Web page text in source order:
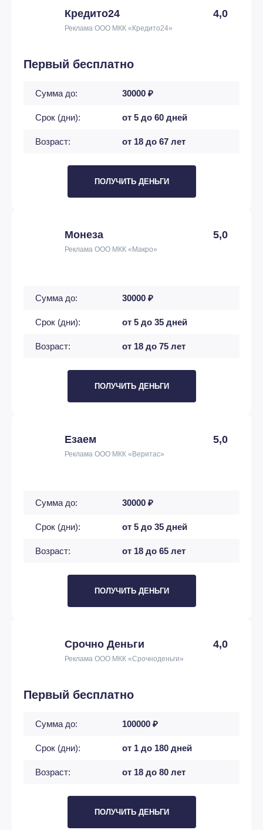
Кредито24 4,0
Реклама ООО МКК «Кредито24»
Первый бесплатно
Сумма до: 30000 ₽
Срок (дни): от 5 до 60 дней
Возраст: от 18 до 67 лет
ПОЛУЧИТЬ ДЕНЬГИ
Монеза 5,0
Реклама ООО МКК «Макро»
Сумма до: 30000 ₽
Срок (дни): от 5 до 35 дней
Возраст: от 18 до 75 лет
ПОЛУЧИТЬ ДЕНЬГИ
Езаем 5,0
Реклама ООО МКК «Веритас»
Сумма до: 30000 ₽
Срок (дни): от 5 до 35 дней
Возраст: от 18 до 65 лет
ПОЛУЧИТЬ ДЕНЬГИ
Срочно Деньги 4,0
Реклама ООО МКК «Срочноденьги»
Первый бесплатно
Сумма до: 100000 ₽
Срок (дни): от 1 до 180 дней
Возраст: от 18 до 80 лет
ПОЛУЧИТЬ ДЕНЬГИ